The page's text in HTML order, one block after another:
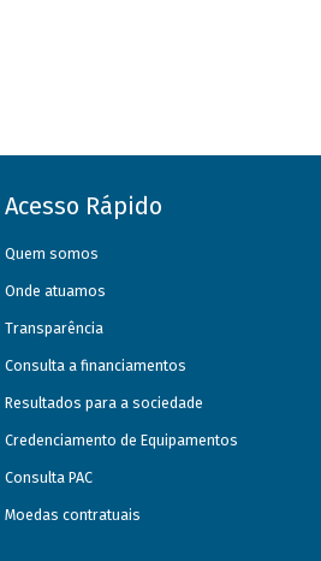
Acesso Rápido
Quem somos
Onde atuamos
Transparência
Consulta a financiamentos
Resultados para a sociedade
Credenciamento de Equipamentos
Consulta PAC
Moedas contratuais